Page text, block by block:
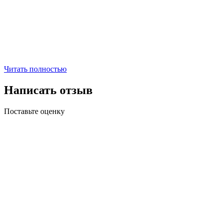
Читать полностью
Написать отзыв
Поставьте оценку